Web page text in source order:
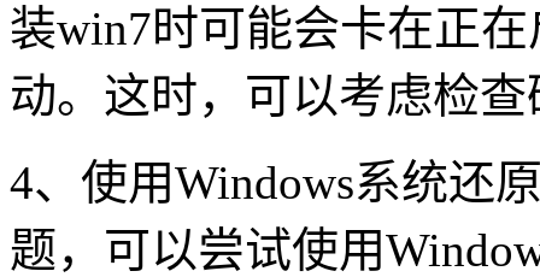
装win7时可能会卡在正
动。这时，可以考虑检
4、使用Windows系统还
题，可以尝试使用